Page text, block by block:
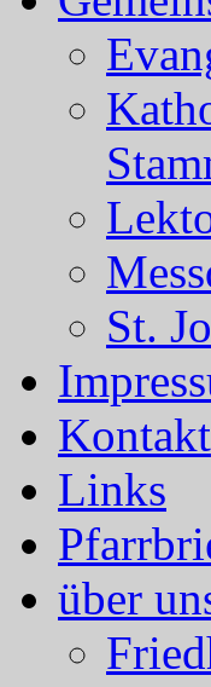
St.
Kontakt
Links
über